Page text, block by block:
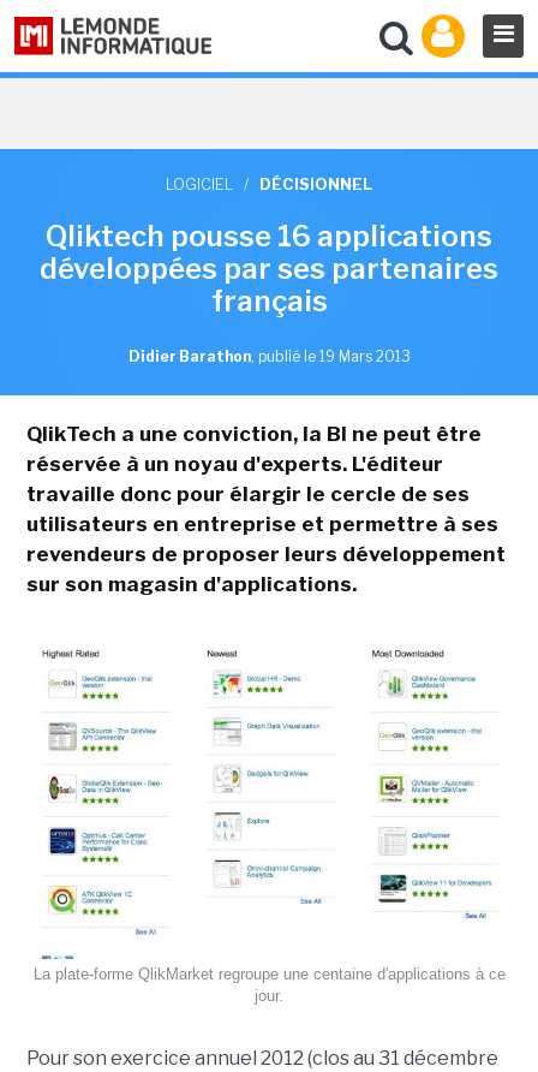
LOGICIEL / DÉCISIONNEL
Qliktech pousse 16 applications
développées par ses partenaires
français
Didier Barathon, publié le 19 Mars 2013
QlikTech a une conviction, la BI ne peut être
réservée à un noyau d'experts. L'éditeur
travaille donc pour élargir le cercle de ses
utilisateurs en entreprise et permettre à ses
revendeurs de proposer leurs développement
sur son magasin d'applications.
La plate-forme QlikMarket regroupe une centaine d'applications à ce
jour.
Pour son exercice annuel 2012 (clos au 31 décembre